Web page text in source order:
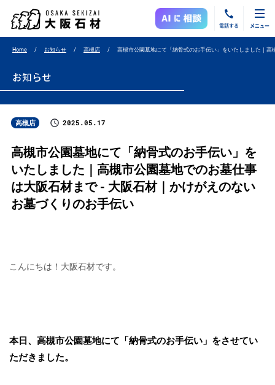
電話する メニュー
Home お知らせ 高槻店 高槻市公園墓地にて「納骨式のお手伝い」をいたしました｜
お知らせ
高槻店 2025.05.17
高槻市公園墓地にて「納骨式のお手伝い」を
いたしました｜高槻市公園墓地でのお墓仕事
は大阪石材まで - 大阪石材｜かけがえのない
お墓づくりのお手伝い
こんにちは！大阪石材です。
本日、高槻市公園墓地にて「納骨式のお手伝い」をさせてい
ただきました。